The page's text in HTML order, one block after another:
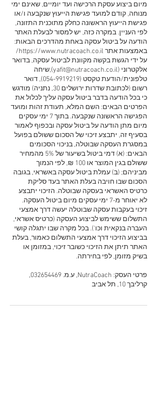
מיום ביצוע עסקת הרכישה ועד יומיים, שאינם ימי
מנוחה, קודם למועד פגישת הייעוץ שנקבעה ו/או
פגישת הייעוץ הראשונה כחלק מתוכנית התזונה,
לפי העניין. במקרה כזה, יש למסור לבעלת האתר
הודעה על ביטול עסקה באחת מהדרכים הבאות:
באמצעות אתר https://www.nutracoach.co.il/
על ידי הגשת בקשה מקוונת לביטול עסקה, בדואר
אלקטרוני (yafit@nutracoach.co.il),שיחה
טלפונית/הודעת טקסט (054-9919219), דואר
רשום (לכתובת שדרות ירושלים 30, נתניה) מודגש
כי בכל הודעה בדבר ביטול עסקה עליך לכלול את
הפרטים הבאים: השם המלא, תעודת זהות ומועד
הפגישה הראשונה שנקבעה. בתוך 7 ימי עסקים
מיום מתן הודעה על ביטול עסקה ובכפוף לאמור
בסעיף זה, יתבצע זיכוי של הסכום ששולם בפועל
במסגרת העסקה שבוטלה, בניכוי הסכומים
הבאים: (א) דמי ביטול בשיעור של 5% מהמחיר
ששולם בגין המוצר או 100 ₪, לפי הנמוך
מביניהם; (ב) עמלת ביטול עסקה באשראי, בגובה
הסכום שבו חויבה בעלת האתר בעד סליקת
כרטיס האשראי בעסקה שבוטלה. הזיכוי יתבצע
זיכוי בעקבות עסקה שבוטלה יעשה דרך אמצעי
התשלום ששימש לביצוע העסקה (כרטיס אשראי,
העברה בנקאית וכו'). בכל מקרה שבו יתגלה קושי
בביצוע הזיכוי דרך אמצעי התשלום כאמור, בעלת
האתר תיתן את הזיכוי כשובר זיכוי, במזומן או
פרטי העסק: NutraCoach, ע.מ. 032654469,
קרליבך 10, תל אביב